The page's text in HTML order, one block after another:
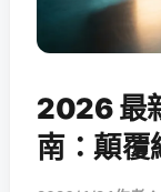
2026 最
南：顛覆